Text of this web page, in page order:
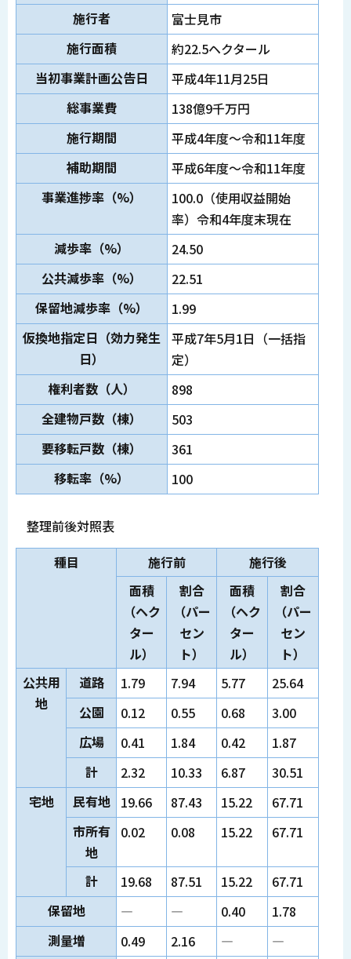
施行者
富士見市
施行面積
約22.5ヘクタール
当初事業計画公告日
平成4年11月25日
総事業費
138億9千万円
施行期間
平成4年度～令和11年度
補助期間
平成6年度～令和11年度
事業進捗率（%）
100.0（使用収益開始
率）令和4年度末現在
減歩率（%）
24.50
公共減歩率（%）
22.51
保留地減歩率（%）
1.99
仮換地指定日（効力発生
日）
平成7年5月1日（一括指
定）
権利者数（人）
898
全建物戸数（棟）
503
要移転戸数（棟）
361
移転率（%）
100
整理前後対照表
種目
施行前
施行後
面積
（ヘク
ター
ル）
割合
（パー
セン
ト）
面積
（ヘク
ター
ル）
割合
（パー
セン
ト）
公共用
地
道路 1.79 7.94 5.77
25.64
公園
0.12 0.55 0.68
3.00
広場
0.41 1.84 0.42
1.87
計
2.32 10.33 6.87
30.51
宅地
民有地 19.66 87.43 15.22
67.71
市所有
地
0.02 0.08 15.22 67.71
計 19.68 87.51 15.22
67.71
保留地
― ― 0.40
1.78
測量増
0.49 2.16 ―
―